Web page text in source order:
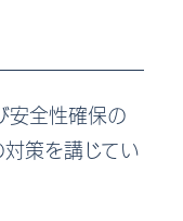
安全性確保の
策を講じてい